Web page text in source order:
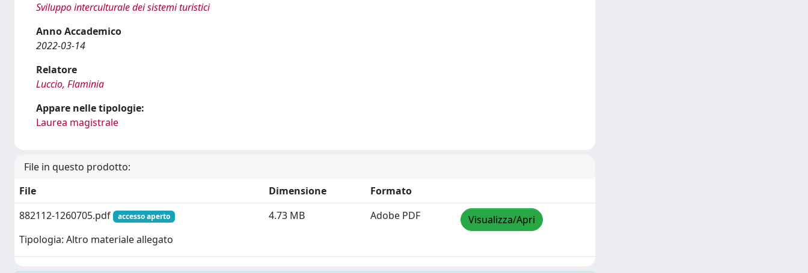
Sviluppo interculturale dei sistemi turistici
Anno Accademico
2022-03-14
Relatore
Luccio, Flaminia
Appare nelle tipologie:
Laurea magistrale
File in questo prodotto:
File
Dimensione
Formato
882112-1260705.pdf
accesso aperto
Tipologia: Altro materiale allegato
4.73 MB Adobe PDF Visualizza/Apri